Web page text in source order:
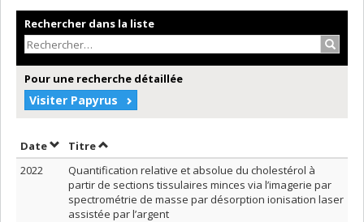
Rechercher dans la liste
Pour une recherche détaillée
Visiter Papyrus
DateTrier par date en ordre décroissant
TitreTrier par titre en ordre décroissant
2022
Quantification relative et absolue du cholestérol à
partir de sections tissulaires minces via l’imagerie par
spectrométrie de masse par désorption ionisation laser
assistée par l’argent